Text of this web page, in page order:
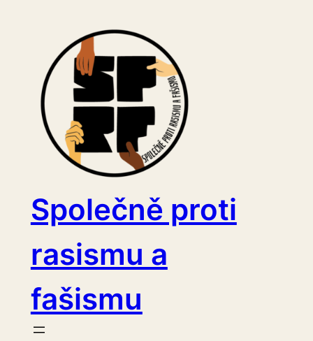
Společně proti
rasismu a
fašismu